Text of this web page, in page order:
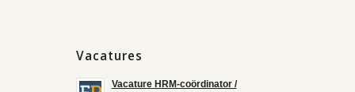
Vacatures
Vacature HRM-coördinator /